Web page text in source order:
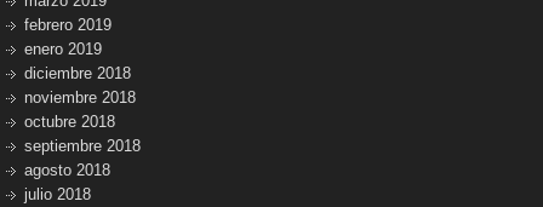
febrero 2019
enero 2019
diciembre 2018
noviembre 2018
octubre 2018
septiembre 2018
agosto 2018
julio 2018